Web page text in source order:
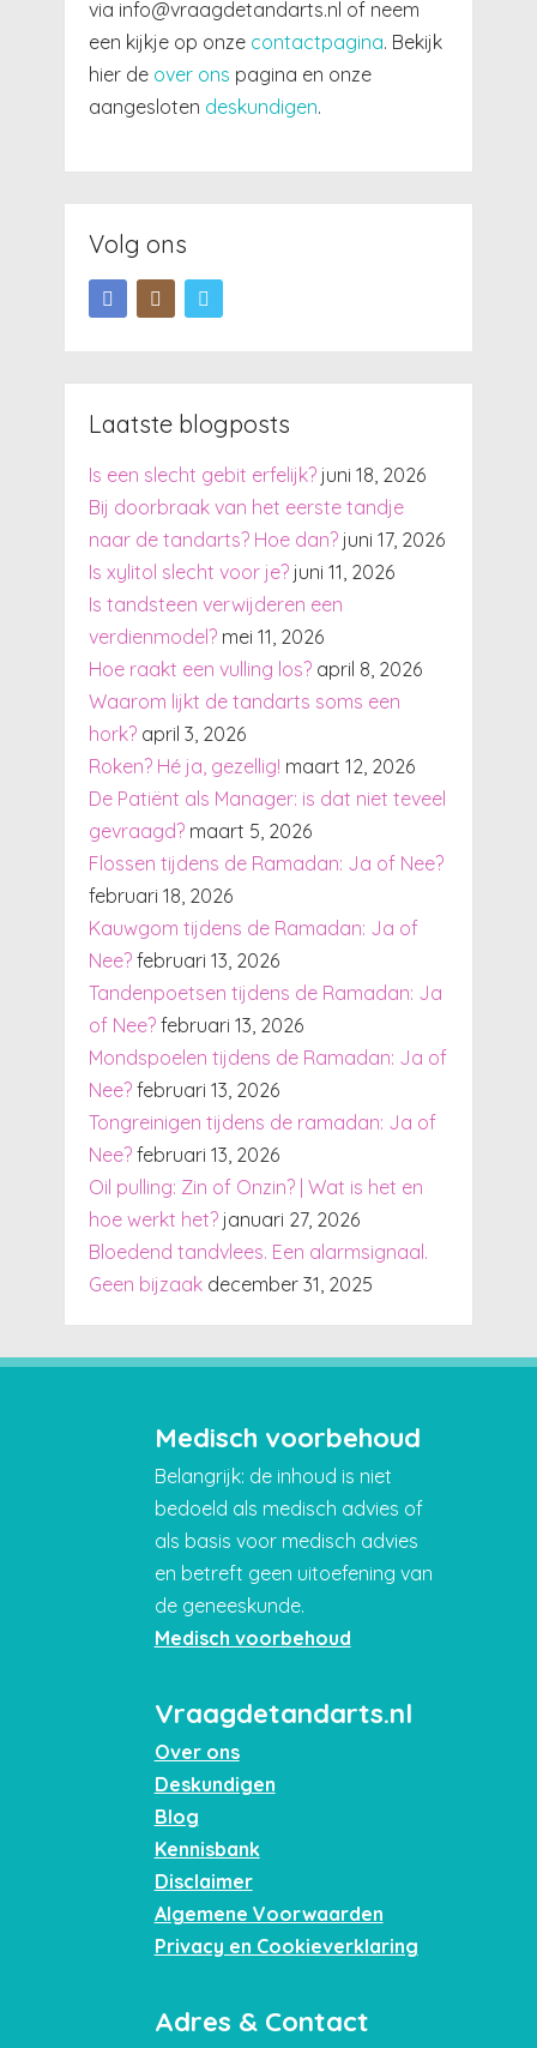
via info@vraagdetandarts.nl of neem
een kijkje op onze contactpagina. Bekijk
hier de over ons pagina en onze
aangesloten deskundigen.
Volg ons
Laatste blogposts
Is een slecht gebit erfelijk? juni 18, 2026
Bij doorbraak van het eerste tandje
naar de tandarts? Hoe dan? juni 17, 2026
Is xylitol slecht voor je? juni 11, 2026
Is tandsteen verwijderen een
verdienmodel? mei 11, 2026
Hoe raakt een vulling los? april 8, 2026
Waarom lijkt de tandarts soms een
hork? april 3, 2026
Roken? Hé ja, gezellig! maart 12, 2026
De Patiënt als Manager: is dat niet teveel
gevraagd? maart 5, 2026
Flossen tijdens de Ramadan: Ja of Nee?
februari 18, 2026
Kauwgom tijdens de Ramadan: Ja of
Nee? februari 13, 2026
Tandenpoetsen tijdens de Ramadan: Ja
of Nee? februari 13, 2026
Mondspoelen tijdens de Ramadan: Ja of
Nee? februari 13, 2026
Tongreinigen tijdens de ramadan: Ja of
Nee? februari 13, 2026
Oil pulling: Zin of Onzin? | Wat is het en
hoe werkt het? januari 27, 2026
Bloedend tandvlees. Een alarmsignaal.
Geen bijzaak december 31, 2025
Medisch voorbehoud
Belangrijk: de inhoud is niet
bedoeld als medisch advies of
als basis voor medisch advies
en betreft geen uitoefening van
de geneeskunde.
Medisch voorbehoud
Vraagdetandarts.nl
Over ons
Deskundigen
Blog
Kennisbank
Disclaimer
Algemene Voorwaarden
Privacy en Cookieverklaring
Adres & Contact